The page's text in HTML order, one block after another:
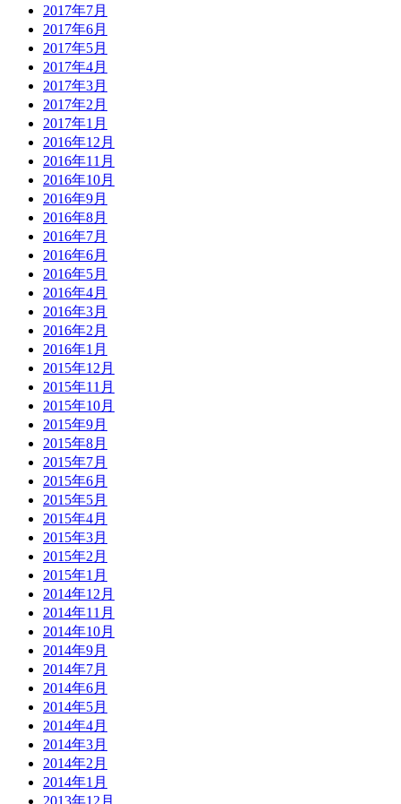
2017年7月
2017年6月
2017年5月
2017年4月
2017年3月
2017年2月
2017年1月
2016年12月
2016年11月
2016年10月
2016年9月
2016年8月
2016年7月
2016年6月
2016年5月
2016年4月
2016年3月
2016年2月
2016年1月
2015年12月
2015年11月
2015年10月
2015年9月
2015年8月
2015年7月
2015年6月
2015年5月
2015年4月
2015年3月
2015年2月
2015年1月
2014年12月
2014年11月
2014年10月
2014年9月
2014年7月
2014年6月
2014年5月
2014年4月
2014年3月
2014年2月
2014年1月
2013年12月